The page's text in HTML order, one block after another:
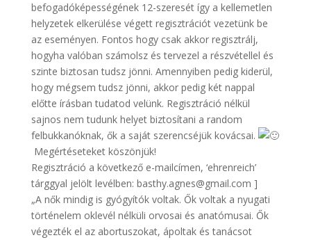
befogadóképességének 12-szeresét így a kellemetlen
helyzetek elkerülése végett regisztrációt vezetünk be
az eseményen. Fontos hogy csak akkor regisztrálj,
hogyha valóban számolsz és tervezel a részvétellel és
szinte biztosan tudsz jönni. Amennyiben pedig kiderül,
hogy mégsem tudsz jönni, akkor pedig két nappal
előtte írásban tudatod velünk. Regisztráció nélkül
sajnos nem tudunk helyet biztosítani a random
felbukkanóknak, ők a saját szerencséjük kovácsai.
Megértéseteket köszönjük!
Regisztráció a következő e-mailcímen, ‘ehrenreich’
tárggyal jelölt levélben: basthy.agnes@gmail.com ]
„A nők mindig is gyógyítók voltak. Ők voltak a nyugati
történelem oklevél nélküli orvosai és anatómusai. Ők
végezték el az abortuszokat, ápoltak és tanácsot